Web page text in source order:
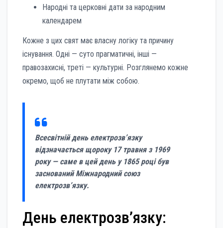
Народні та церковні дати за народним
календарем
Кожне з цих свят має власну логіку та причину
існування. Одні — суто прагматичні, інші —
правозахисні, треті — культурні. Розглянемо кожне
окремо, щоб не плутати між собою.
Всесвітній день електрозв’язку
відзначається щороку 17 травня з 1969
року — саме в цей день у 1865 році був
заснований Міжнародний союз
електрозв’язку.
День електрозв’язку: